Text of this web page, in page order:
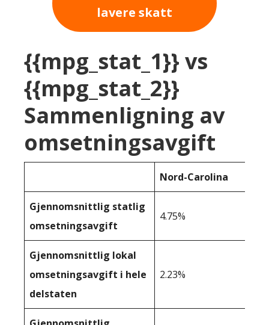
lavere skatt
{{mpg_stat_1}} vs
{{mpg_stat_2}}
Sammenligning av
omsetningsavgift
Nord-Carolina
Gjennomsnittlig statlig
omsetningsavgift
4.75%
Gjennomsnittlig lokal
omsetningsavgift i hele
delstaten
2.23%